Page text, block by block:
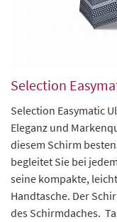
Selection
Selection Easymatic
Eleganz und
diesem Schirm
begleitet Sie bei
seine kompakte,
Handtasche. Der
des Schirmdaches.